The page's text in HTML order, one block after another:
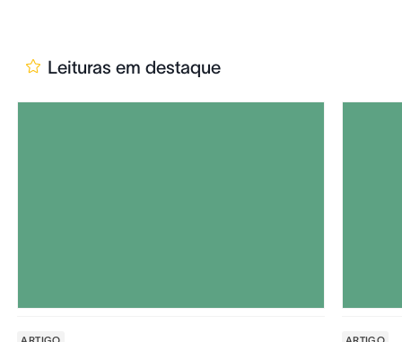
Leituras em destaque
ARTIGO ARTIGO